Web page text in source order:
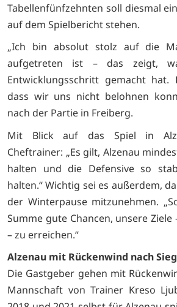
Tabellenfünfzehnten soll diesmal
auf dem Spielbericht stehen.
„Ich bin absolut stolz auf die
aufgetreten ist – das zeigt,
Entwicklungsschritt gemacht hat.
dass wir uns nicht belohnen
nach der Partie in Freiberg.
Mit Blick auf das Spiel in
Cheftrainer: „Es gilt, Alzenau
halten und die Defensive so
halten.“ Wichtig sei es außerdem,
der Winterpause mitzunehmen.
Summe gute Chancen, unsere Ziele
– zu erreichen.“
Alzenau mit Rückenwind nach Sieg
Die Gastgeber gehen mit
Mannschaft von Trainer Kreso